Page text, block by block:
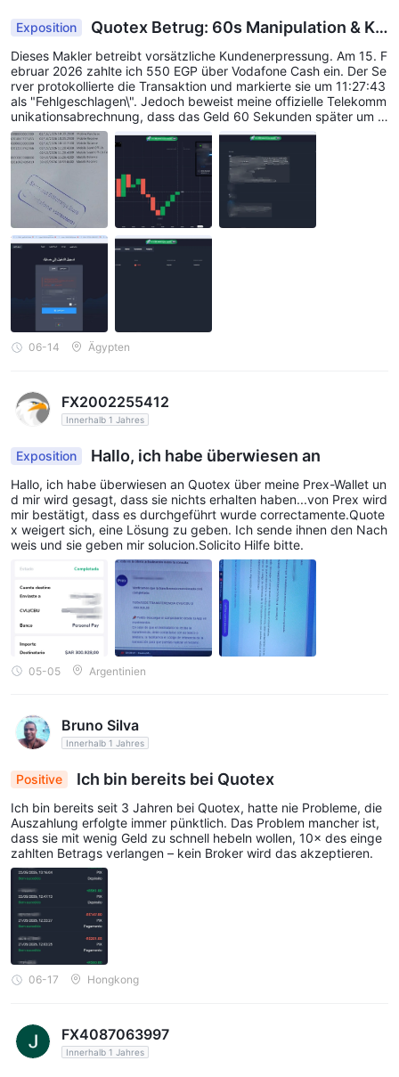
Exposition
Quotex Betrug: 60s Manipulation & Ko
nto Block
Dieses Makler betreibt vorsätzliche Kundenerpressung. Am 15. F
ebruar 2026 zahlte ich 550 EGP über Vodafone Cash ein. Der Se
rver protokollierte die Transaktion und markierte sie um 11:27:43
als "Fehlgeschlagen\". Jedoch beweist meine offizielle Telekomm
unikationsabrechnung, dass das Geld 60 Sekunden später um 1
1:28:43 erfolgreich abgebucht wurde. Das bedeutet, dass Quot
ex die Ablehnung voreingestellt hat, während das lokale ägyptis
che Gateway offen blieb, um mein Geld einzustecken. Vier Mona
te lang ignorierten sie vollständige Abrechnungen unter Ticket u
nd hielten meinen Kontostand bei NULL. Heute, als eine formelle
rechtliche Mitteilung gesendet wurde, blockierten sie mein Hand
elskonto vollständig mit einer betrügerischen Nachricht, die bes
agte, es sei \"durch eine Regulierungsbehörde gesperrt", um die
Transaktionshistorie zu verbergen und Gelder zu stehlen. Vollstä
ndige Beweise wurden an die FSA Seychellen übermittelt. Meide
n Sie Quotex!
06-14 Ägypten
FX2002255412
Innerhalb 1 Jahres
Exposition Hallo, ich habe überwiesen an
Hallo, ich habe überwiesen an Quotex über meine Prex-Wallet un
d mir wird gesagt, dass sie nichts erhalten haben...von Prex wird
mir bestätigt, dass es durchgeführt wurde correctamente.Quote
x weigert sich, eine Lösung zu geben. Ich sende ihnen den Nach
weis und sie geben mir solucion.Solicito Hilfe bitte.
05-05 Argentinien
Bruno Silva
Innerhalb 1 Jahres
Positive Ich bin bereits bei Quotex
Ich bin bereits seit 3 Jahren bei Quotex, hatte nie Probleme, die
Auszahlung erfolgte immer pünktlich. Das Problem mancher ist,
dass sie mit wenig Geld zu schnell hebeln wollen, 10× des einge
zahlten Betrags verlangen – kein Broker wird das akzeptieren.
06-17 Hongkong
FX4087063997
Innerhalb 1 Jahres